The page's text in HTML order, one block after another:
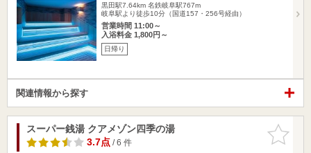
黒田駅7.64km 名鉄岐阜駅767m
岐阜駅より徒歩10分（国道157・256号経由）
営業時間 11:00～
入浴料金 1,800円～
日帰り
関連情報から探す
お気に入
りに追加
スーパー銭湯 クアメゾン四季の湯
3.7点/ 6 件